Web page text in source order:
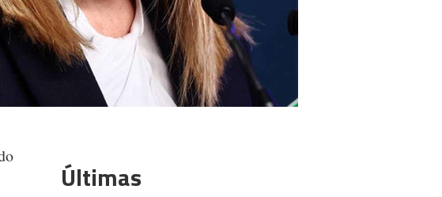
Últimas